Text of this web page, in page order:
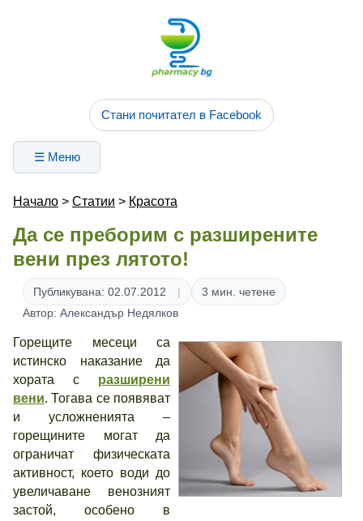
Стани почитател в Facebook
☰ Меню
Начало > Статии > Красота
Да се преборим с разширените
вени през лятото!
Публикувана: 02.07.2012
3 мин. четене
Автор: Александър Недялков
Горещите месеци са
истинско наказание да
хората с разширени
вени. Тогава се появяват
и усложненията –
горещините могат да
ограничат физическата
активност, което води до
увеличаване венозният
застой, особено в